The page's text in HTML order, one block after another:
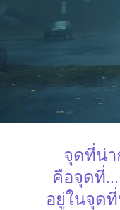
จุดที่น่า
คือจุดที่
อยู่ในจุด